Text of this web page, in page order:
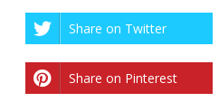
Share on Twitter
Share on Pinterest